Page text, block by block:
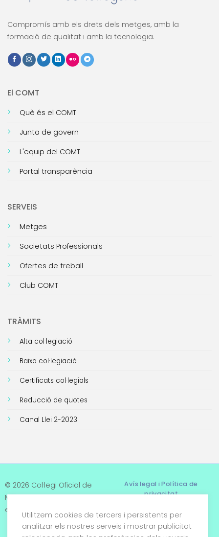
Compromís amb els drets dels metges, amb la
formació de qualitat i amb la tecnologia.
El COMT
Què és el COMT
Junta de govern
L'equip del COMT
Portal transparència
SERVEIS
Metges
Societats Professionals
Ofertes de treball
Club COMT
TRÀMITS
Alta col·legiació
Baixa col·legiació
Certificats col·legials
Reducció de quotes
Canal Llei 2-2023
© 2026 Col·legi Oficial de
Metges de Tarragona. Tots
els drets reservats
Avís legal i Política de
privacitat
Termes i condicions
Utilitzem cookies de tercers i persistents per
analitzar els nostres serveis i mostrar publicitat